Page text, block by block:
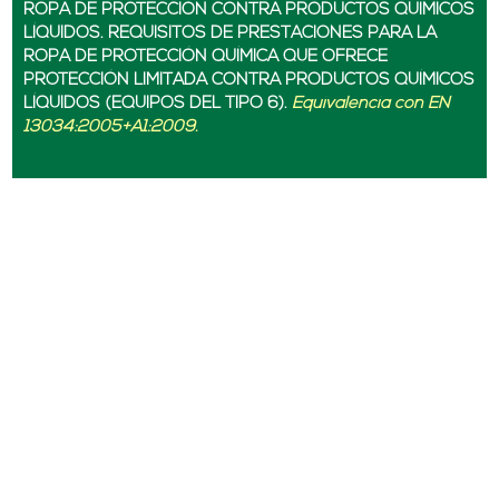
ROPA DE PROTECCIÓN CONTRA PRODUCTOS QUÍMICOS
LÍQUIDOS. REQUISITOS DE PRESTACIONES PARA LA
ROPA DE PROTECCIÓN QUÍMICA QUE OFRECE
PROTECCIÓN LIMITADA CONTRA PRODUCTOS QUÍMICOS
LÍQUIDOS (EQUIPOS DEL TIPO 6). Equivalencia con EN
13034:2005+A1:2009.